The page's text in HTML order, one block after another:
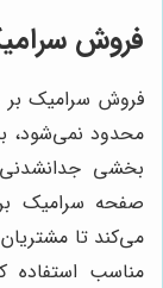
فروش
فروش سرامیک بر
محدود نمی‌شود،
بخشی
صفحه سرامیک
می‌کند تا
مناسب استفاده